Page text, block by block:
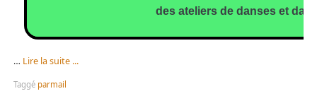
des ateliers de danses et
… Lire la suite ...
Taggé parmail